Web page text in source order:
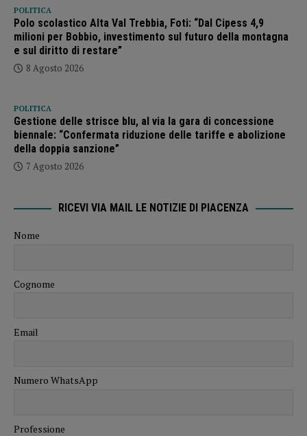
POLITICA
Polo scolastico Alta Val Trebbia, Foti: “Dal Cipess 4,9
milioni per Bobbio, investimento sul futuro della montagna
e sul diritto di restare”
8 Agosto 2026
POLITICA
Gestione delle strisce blu, al via la gara di concessione
biennale: “Confermata riduzione delle tariffe e abolizione
della doppia sanzione”
7 Agosto 2026
RICEVI VIA MAIL LE NOTIZIE DI PIACENZA
Nome
Cognome
Email
Numero WhatsApp
Professione